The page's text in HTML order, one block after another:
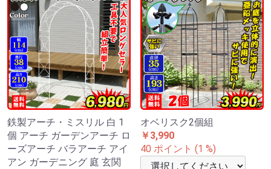
鉄製アーチ・ミスリル 白 1
個 アーチ ガーデンアーチ ロ
ーズアーチ バラアーチ アイ
アン ガーデニング 庭 玄関
オベリスク2個組
￥3,990
40 ポイント (1 %)